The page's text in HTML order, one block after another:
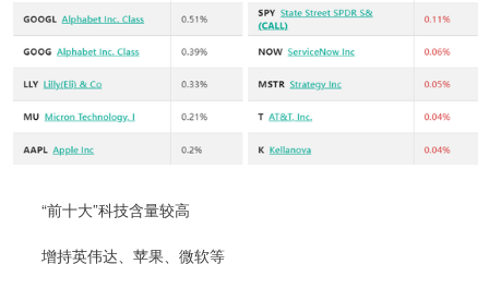
“前十大”科技含量较高
增持英伟达、苹果、微软等